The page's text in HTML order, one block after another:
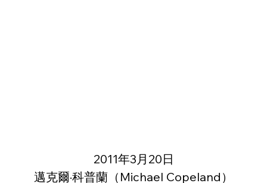
2011年3月20日
邁克爾·科普蘭（Michael Copeland）